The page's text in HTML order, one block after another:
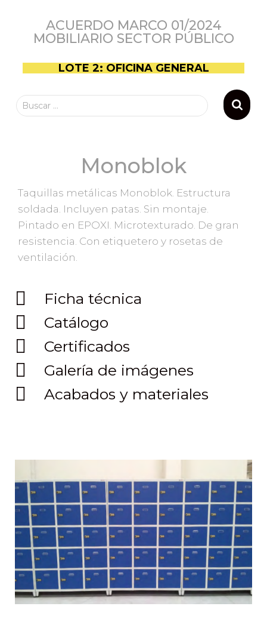
ACUERDO MARCO 01/2024
MOBILIARIO SECTOR PÚBLICO
LOTE 2: OFICINA GENERAL
Buscar …
Monoblok
Taquillas metálicas Monoblok. Estructura
soldada. Incluyen patas. Sin montaje.
Pintado en EPOXI. Microtexturado. De gran
resistencia. Con etiquetero y rosetas de
ventilación.
Ficha técnica
Catálogo
Certificados
Galería de imágenes
Acabados y materiales